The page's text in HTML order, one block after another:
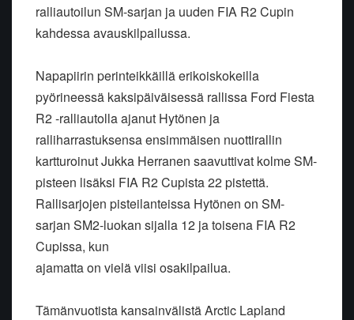
ralliautoilun SM-sarjan ja uuden FIA R2 Cupin
kahdessa avauskilpailussa.
Napapiirin perinteikkäillä erikoiskokeilla
pyörineessä kaksipäiväisessä rallissa Ford Fiesta
R2 -ralliautolla ajanut Hytönen ja
ralliharrastuksensa ensimmäisen nuottirallin
kartturoinut Jukka Herranen saavuttivat kolme SM-
pisteen lisäksi FIA R2 Cupista 22 pistettä.
Rallisarjojen pisteilanteissa Hytönen on SM-
sarjan SM2-luokan sijalla 12 ja toisena FIA R2
Cupissa, kun
ajamatta on vielä viisi osakilpailua.
Tämänvuotista kansainvälistä Arctic Lapland